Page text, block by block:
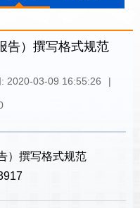
告）撰写格式规范
: 2020-03-09 16:55:26 |
）撰写格式规范